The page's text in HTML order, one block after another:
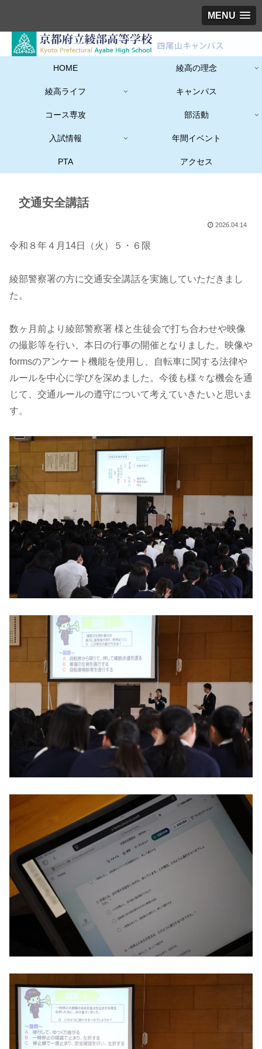
MENU
HOME 綾高の理念
綾高ライフ キャンパス
コース専攻 部活動
入試情報 年間イベント
PTA アクセス
交通安全講話
2026.04.14
令和８年４月14日（火）５・６限
綾部警察署の方に交通安全講話を実施していただきまし
た。
数ヶ月前より綾部警察署 様と生徒会で打ち合わせや映像
の撮影等を行い、本日の行事の開催となりました。映像や
formsのアンケート機能を使用し、自転車に関する法律や
ルールを中心に学びを深めました。今後も様々な機会を通
じて、交通ルールの遵守について考えていきたいと思いま
す。